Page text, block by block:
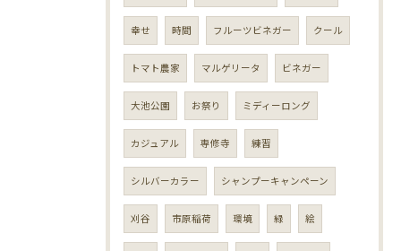
幸せ 時間 フルーツビネガー クール
トマト農家 マルゲリータ ビネガー
大池公園 お祭り ミディーロング
カジュアル 専修寺 練習
シルバーカラー シャンプーキャンペーン
刈谷 市原稲荷 環境 緑 絵